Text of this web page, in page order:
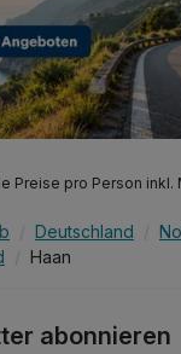
Preise pro Person inkl.
Deutschland
Haan
abonnieren